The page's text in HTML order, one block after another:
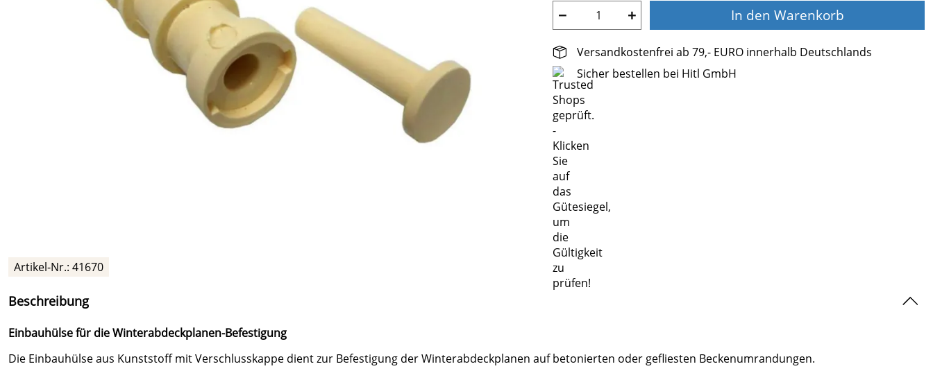
− + In den Warenkorb
Versandkostenfrei ab 79,- EURO innerhalb Deutschlands
Sicher bestellen bei Hitl GmbH
Artikel-Nr.: 41670
Beschreibung
Einbauhülse für die Winterabdeckplanen-Befestigung
Die Einbauhülse aus Kunststoff mit Verschlusskappe dient zur Befestigung der Winterabdeckplanen auf betonierten oder gefliesten Beckenumrandungen.